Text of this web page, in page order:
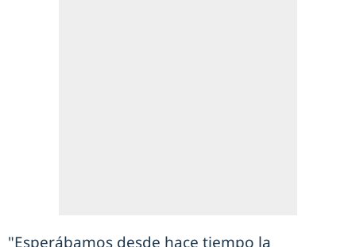
"Esperábamos desde hace tiempo la